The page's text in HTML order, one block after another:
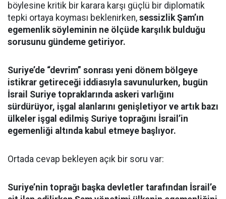
böylesine kritik bir karara karşı güçlü bir diplomatik
tepki ortaya koyması beklenirken, sessizlik Şam’ın
egemenlik söyleminin ne ölçüde karşılık bulduğu
sorusunu gündeme getiriyor.
Suriye’de “devrim” sonrası yeni dönem bölgeye
istikrar getireceği iddiasıyla savunulurken, bugün
İsrail Suriye topraklarında askeri varlığını
sürdürüyor, işgal alanlarını genişletiyor ve artık bazı
ülkeler işgal edilmiş Suriye toprağını İsrail’in
egemenliği altında kabul etmeye başlıyor.
Ortada cevap bekleyen açık bir soru var:
Suriye’nin toprağı başka devletler tarafından İsrail’e